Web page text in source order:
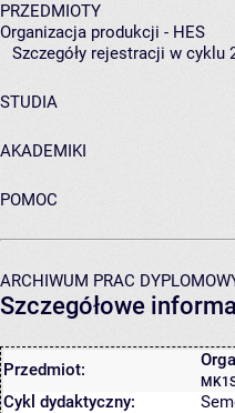
PRZEDMIOTY
Organizacja produkcji - HES
Szczegóły rejestracji w cyklu
STUDIA
AKADEMIKI
POMOC
ARCHIWUM PRAC
Szczegółowe
Przedmiot:
Cykl dydaktyczny: